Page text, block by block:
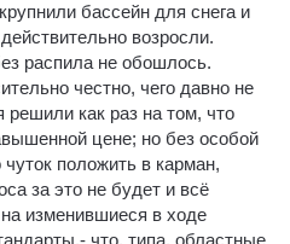
бассейн для снега и
возросли.
распила не обошлось.
честно, чего давно не
решили как раз на том, что
цене; но без особой
чуток положить в карман,
за это не будет и всё
изменившиеся в ходе